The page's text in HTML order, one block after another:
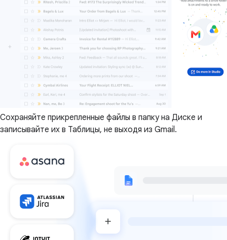
Сохраняйте прикрепленные файлы в папку на Диске и
записывайте их в Таблицы, не выходя из Gmail.